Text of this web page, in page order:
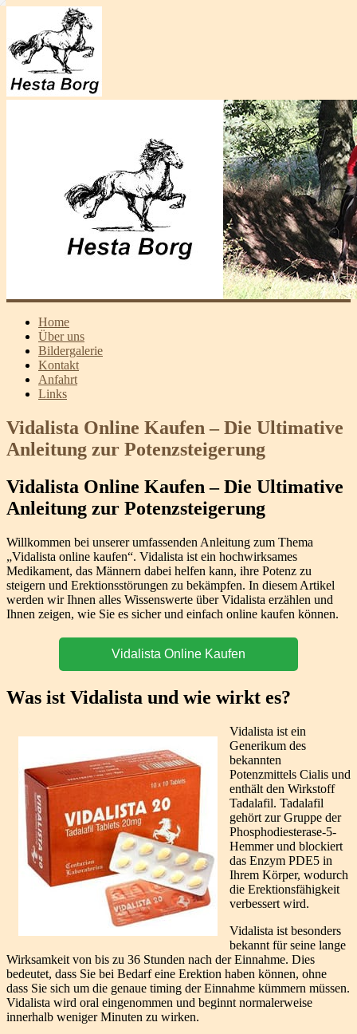
Home
Über uns
Bildergalerie
Kontakt
Anfahrt
Links
Vidalista Online Kaufen – Die Ultimative
Anleitung zur Potenzsteigerung
Vidalista Online Kaufen – Die Ultimative
Anleitung zur Potenzsteigerung
Willkommen bei unserer umfassenden Anleitung zum Thema
„Vidalista online kaufen“. Vidalista ist ein hochwirksames
Medikament, das Männern dabei helfen kann, ihre Potenz zu
steigern und Erektionsstörungen zu bekämpfen. In diesem Artikel
werden wir Ihnen alles Wissenswerte über Vidalista erzählen und
Ihnen zeigen, wie Sie es sicher und einfach online kaufen können.
Vidalista Online Kaufen
Was ist Vidalista und wie wirkt es?
Vidalista ist ein
Generikum des
bekannten
Potenzmittels Cialis und
enthält den Wirkstoff
Tadalafil. Tadalafil
gehört zur Gruppe der
Phosphodiesterase-5-
Hemmer und blockiert
das Enzym PDE5 in
Ihrem Körper, wodurch
die Erektionsfähigkeit
verbessert wird.
Vidalista ist besonders
bekannt für seine lange
Wirksamkeit von bis zu 36 Stunden nach der Einnahme. Dies
bedeutet, dass Sie bei Bedarf eine Erektion haben können, ohne
dass Sie sich um die genaue timing der Einnahme kümmern müssen.
Vidalista wird oral eingenommen und beginnt normalerweise
innerhalb weniger Minuten zu wirken.